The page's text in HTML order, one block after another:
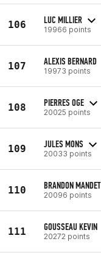
106 LUC MILLIER
19966 points
107 ALEXIS BERNARD
19973 points
108 PIERRES OGE
20025 points
109 JULES MONS
20033 points
110 BRANDON MANDET
20096 points
111 GOUSSEAU KEVIN
20272 points